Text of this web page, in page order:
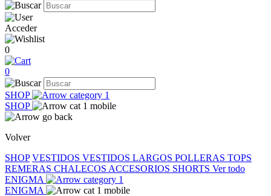
Acceder
0
0
SHOP
SHOP
Volver
SHOP VESTIDOS VESTIDOS LARGOS POLLERAS TOPS
REMERAS CHALECOS ACCESORIOS SHORTS Ver todo
ENIGMA
ENIGMA